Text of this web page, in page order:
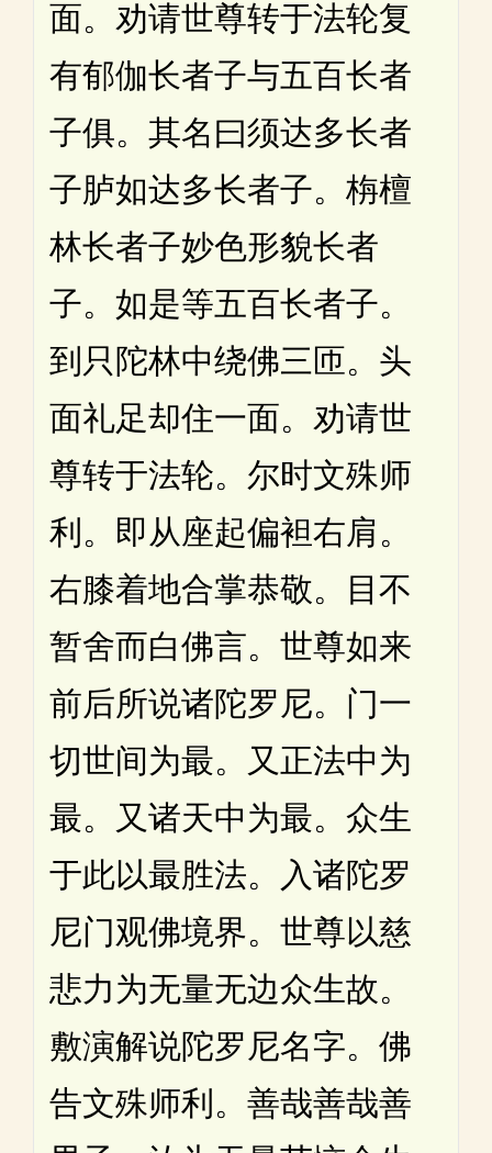
面。劝请世尊转于法轮复
有郁伽长者子与五百长者
子俱。其名曰须达多长者
子胪如达多长者子。栴檀
林长者子妙色形貌长者
子。如是等五百长者子。
到只陀林中绕佛三匝。头
面礼足却住一面。劝请世
尊转于法轮。尔时文殊师
利。即从座起偏袒右肩。
右膝着地合掌恭敬。目不
暂舍而白佛言。世尊如来
前后所说诸陀罗尼。门一
切世间为最。又正法中为
最。又诸天中为最。众生
于此以最胜法。入诸陀罗
尼门观佛境界。世尊以慈
悲力为无量无边众生故。
敷演解说陀罗尼名字。佛
告文殊师利。善哉善哉善